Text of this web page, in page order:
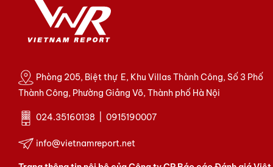
Phòng 205, Biệt thự E, Khu Villas Thành Công, Số 3 Phố
Thành Công, Phường Giảng Võ, Thành phố Hà Nội
024.35160138 | 0915190007
info@vietnamreport.net